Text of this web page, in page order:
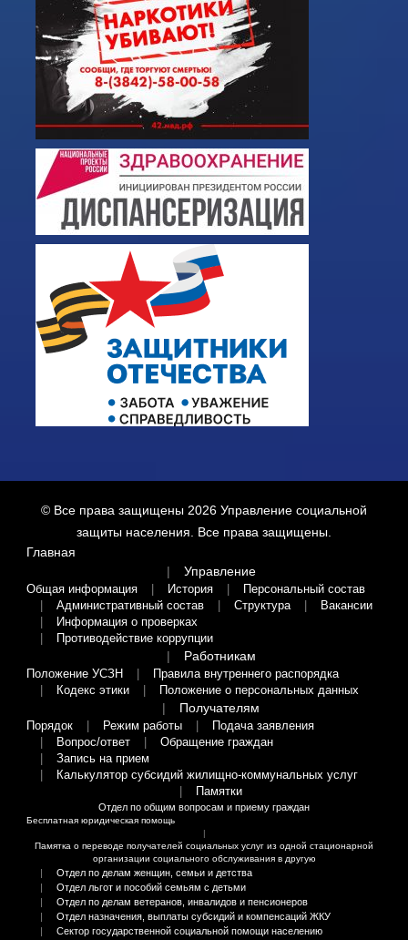
© Все права защищены 2026 Управление социальной
защиты населения . Все права защищены.
Главная
Управление
Общая информация История
Персональный состав
Административный состав
Структура
Вакансии
Информация о проверках
Противодействие коррупции
Работникам
Положение УСЗН
Правила внутреннего распорядка
Кодекс этики
Положение о персональных данных
Получателям
Порядок Режим работы
Подача заявления
Вопрос/ответ
Обращение граждан
Запись на прием
Калькулятор субсидий жилищно-коммунальных услуг
Памятки
Отдел по общим вопросам и приему граждан
Бесплатная юридическая помощь
Памятка о переводе получателей социальных услуг из одной стационарной
организации социального обслуживания в другую
Отдел по делам женщин, семьи и детства
Отдел льгот и пособий семьям с детьми
Отдел по делам ветеранов, инвалидов и пенсионеров
Отдел назначения, выплаты субсидий и компенсаций ЖКУ
Сектор государственной социальной помощи населению